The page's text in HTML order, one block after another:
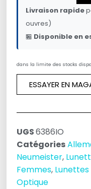
Livraison rapide
ouvres)
🏪 Disponible en
dans la limite des stocks
ESSAYER EN
UGS6386IO
Catégories
Neumeister,
Femmes,
Optique